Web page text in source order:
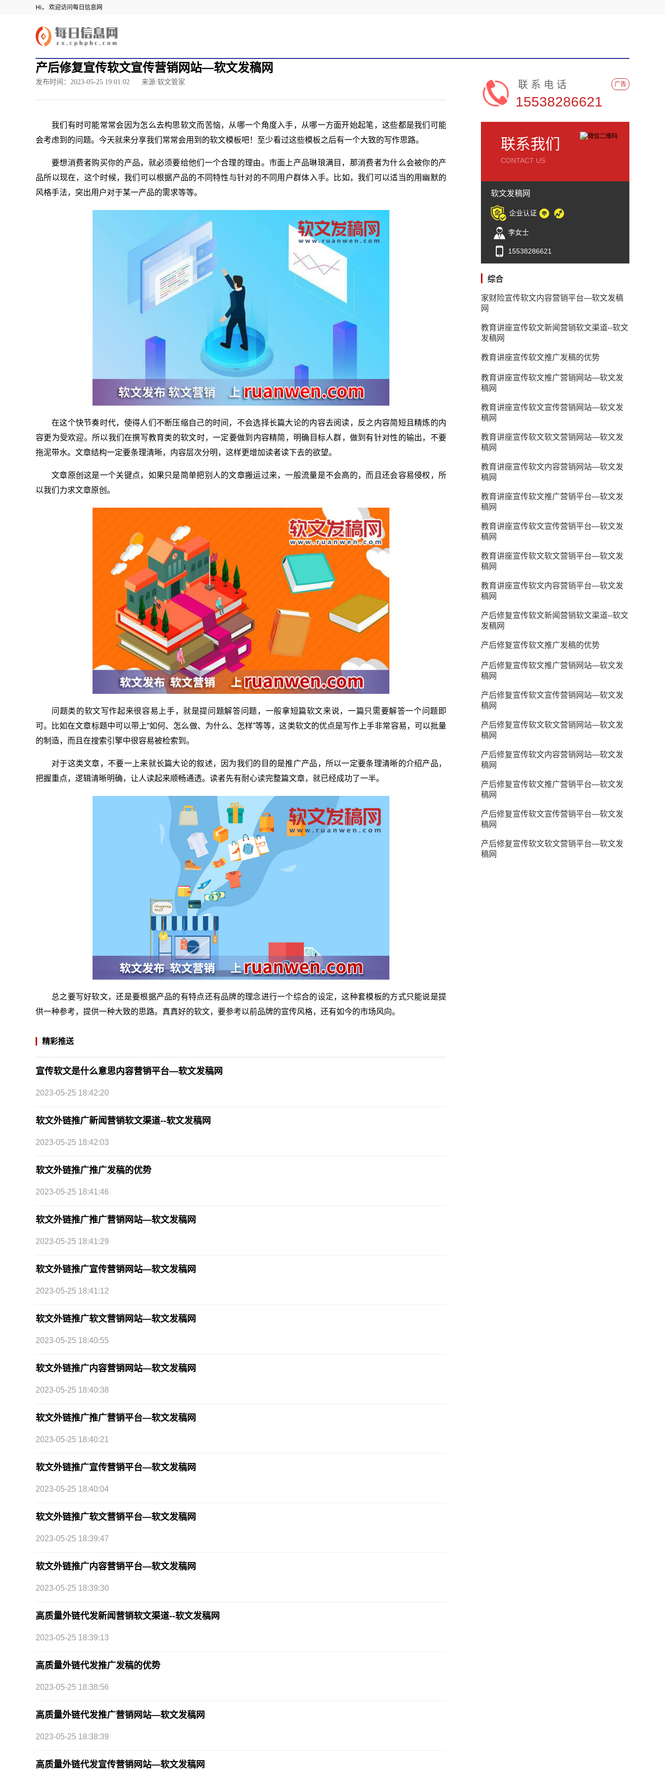
Hi， 欢迎访问每日信息网
产后修复宣传软文宣传营销网站—软文发稿网
发布时间：2023-05-25 19:01:02 来源:软文管家
我们有时可能常常会因为怎么去构思软文而苦恼，从哪一个角度入手，从哪一方面开始起笔，这些都是我们可能
会考虑到的问题。今天就来分享我们常常会用到的软文模板吧！至少看过这些模板之后有一个大致的写作思路。
要想消费者购买你的产品，就必须要给他们一个合理的理由。市面上产品琳琅满目，那消费者为什么会被你的产
品所以现在，这个时候，我们可以根据产品的不同特性与针对的不同用户群体入手。比如，我们可以适当的用幽默的
风格手法，突出用户对于某一产品的需求等等。
在这个快节奏时代，使得人们不断压缩自己的时间，不会选择长篇大论的内容去阅读，反之内容简短且精炼的内
容更为受欢迎。所以我们在撰写教育类的软文时，一定要做到内容精简，明确目标人群，做到有针对性的输出，不要
拖泥带水。文章结构一定要条理清晰，内容层次分明，这样更增加读者读下去的欲望。
文章原创这是一个关键点，如果只是简单把别人的文章搬运过来，一般流量是不会高的，而且还会容易侵权，所
以我们力求文章原创。
问题类的软文写作起来很容易上手，就是提问题解答问题，一般拿短篇软文来说，一篇只需要解答一个问题即
可。比如在文章标题中可以带上“如何、怎么做、为什么、怎样”等等，这类软文的优点是写作上手非常容易，可以批量
的制造，而且在搜索引擎中很容易被检索到。
对于这类文章，不要一上来就长篇大论的叙述，因为我们的目的是推广产品，所以一定要条理清晰的介绍产品，
把握重点，逻辑清晰明确，让人读起来顺畅通透。读者先有耐心读完整篇文章，就已经成功了一半。
总之要写好软文，还是要根据产品的有特点还有品牌的理念进行一个综合的设定，这种套模板的方式只能说是提
供一种参考，提供一种大致的思路。真真好的软文，要参考以前品牌的宣传风格，还有如今的市场风向。
精彩推送
宣传软文是什么意思内容营销平台—软文发稿网
2023-05-25 18:42:20
软文外链推广新闻营销软文渠道--软文发稿网
2023-05-25 18:42:03
软文外链推广推广发稿的优势
2023-05-25 18:41:46
软文外链推广推广营销网站—软文发稿网
2023-05-25 18:41:29
软文外链推广宣传营销网站—软文发稿网
2023-05-25 18:41:12
软文外链推广软文营销网站—软文发稿网
2023-05-25 18:40:55
软文外链推广内容营销网站—软文发稿网
2023-05-25 18:40:38
软文外链推广推广营销平台—软文发稿网
2023-05-25 18:40:21
软文外链推广宣传营销平台—软文发稿网
2023-05-25 18:40:04
软文外链推广软文营销平台—软文发稿网
2023-05-25 18:39:47
软文外链推广内容营销平台—软文发稿网
2023-05-25 18:39:30
高质量外链代发新闻营销软文渠道--软文发稿网
2023-05-25 18:39:13
高质量外链代发推广发稿的优势
2023-05-25 18:38:56
高质量外链代发推广营销网站—软文发稿网
2023-05-25 18:38:39
高质量外链代发宣传营销网站—软文发稿网
联系电话
15538286621
广告
联系我们
CONTACT US
软文发稿网
企业认证
李女士
15538286621
综合
家财险宣传软文内容营销平台—软文发稿
网
教育讲座宣传软文新闻营销软文渠道--软文
发稿网
教育讲座宣传软文推广发稿的优势
教育讲座宣传软文推广营销网站—软文发
稿网
教育讲座宣传软文宣传营销网站—软文发
稿网
教育讲座宣传软文软文营销网站—软文发
稿网
教育讲座宣传软文内容营销网站—软文发
稿网
教育讲座宣传软文推广营销平台—软文发
稿网
教育讲座宣传软文宣传营销平台—软文发
稿网
教育讲座宣传软文软文营销平台—软文发
稿网
教育讲座宣传软文内容营销平台—软文发
稿网
产后修复宣传软文新闻营销软文渠道--软文
发稿网
产后修复宣传软文推广发稿的优势
产后修复宣传软文推广营销网站—软文发
稿网
产后修复宣传软文宣传营销网站—软文发
稿网
产后修复宣传软文软文营销网站—软文发
稿网
产后修复宣传软文内容营销网站—软文发
稿网
产后修复宣传软文推广营销平台—软文发
稿网
产后修复宣传软文宣传营销平台—软文发
稿网
产后修复宣传软文软文营销平台—软文发
稿网